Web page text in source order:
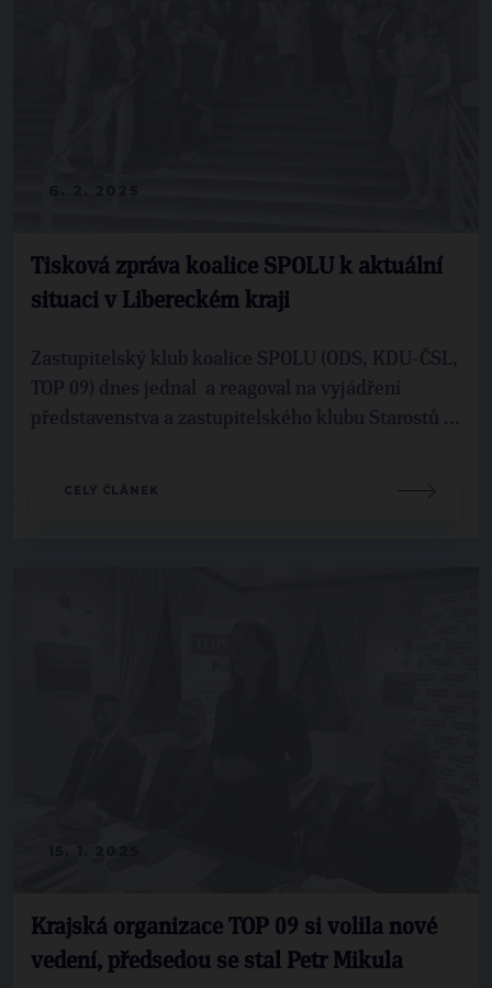
Tisková zpráva koalice SPOLU k aktuální
situaci v Libereckém kraji
Zastupitelský klub koalice SPOLU (ODS, KDU-ČSL,
TOP 09) dnes jednal a reagoval na vyjádření
představenstva a zastupitelského klubu Starostů ...
CELÝ ČLÁNEK
Krajská organizace TOP 09 si volila nové
vedení, předsedou se stal Petr Mikula